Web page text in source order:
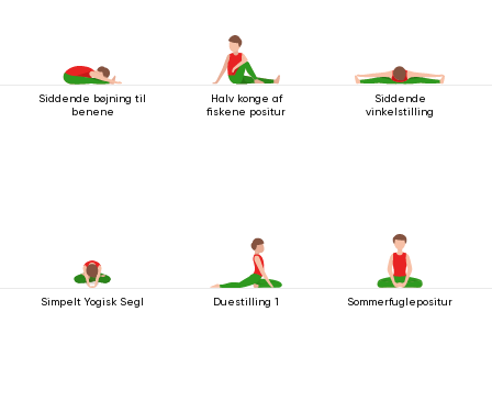
Siddende bøjning til
benene
Halv konge af
fiskene positur
Siddende
vinkelstilling
Simpelt Yogisk Segl Duestilling 1 Sommerfuglepositur